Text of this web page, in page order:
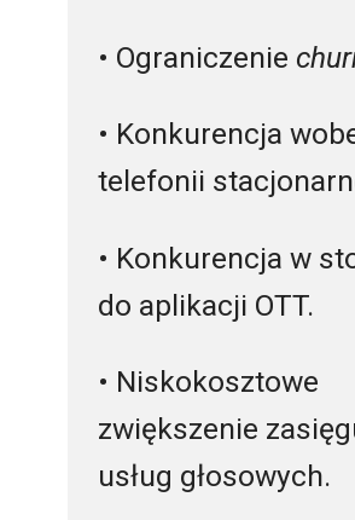
• Ograniczenie
• Konkurencja
telefonii
• Konkurencja w
do aplikacji OTT.
• Niskokosztowe
zwiększenie
usług głosowych.